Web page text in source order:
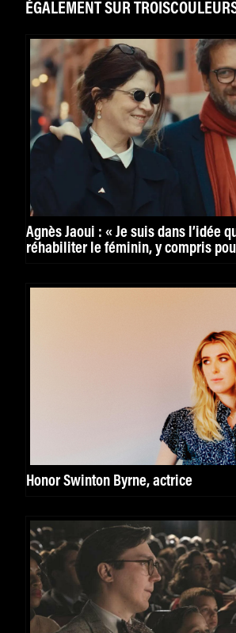
ÉGALEMENT SUR
Agnès Jaoui : « Je suis dans l’idée
réhabiliter le féminin, y compris
Honor Swinton Byrne, actrice